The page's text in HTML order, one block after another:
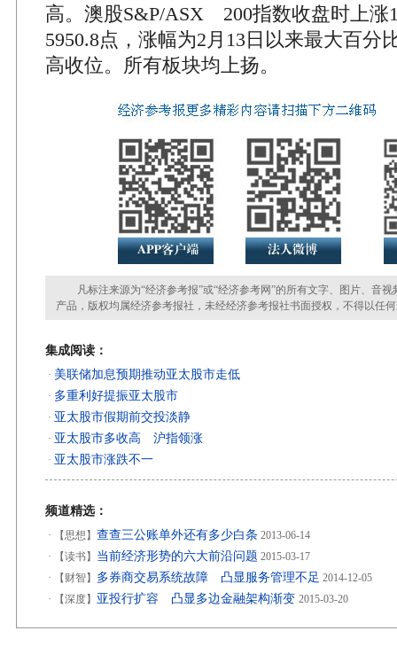
高。澳股S&P/ASX 200指数收盘时上涨
5950.8点，涨幅为2月13日以来最大百分
高收位。所有板块均上扬。
凡标注来源为“经济参考报”或“经济参考网”的所有文字、图片、音视
产品，版权均属经济参考报社，未经经济参考报社书面授权，不得以任
集成阅读：
· 美联储加息预期推动亚太股市走低
· 多重利好提振亚太股市
· 亚太股市假期前交投淡静
· 亚太股市多收高 沪指领涨
· 亚太股市涨跌不一
频道精选：
· 【思想】 查查三公账单外还有多少白条 2013-06-14
·
【读书】 当前经济形势的六大前沿问题 2015-03-17
·
【财智】 多券商交易系统故障 凸显服务管理不足 2014-12-05
·
【深度】 亚投行扩容 凸显多边金融架构渐变 2015-03-20